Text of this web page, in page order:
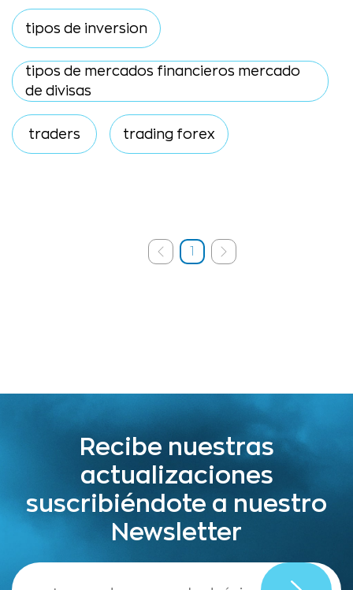
tipos de inversion
tipos de mercados financieros mercado
de divisas
traders trading forex
1
Recibe nuestras
actualizaciones
suscribiéndote a nuestro
Newsletter